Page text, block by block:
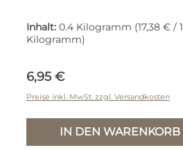
Inhalt: 0.4 Kilogramm (17,38 € / 1
Kilogramm)
Regulärer Preis:
6,95 €
Preise inkl. MwSt. zzgl. Versandkosten
IN DEN WARENKORB